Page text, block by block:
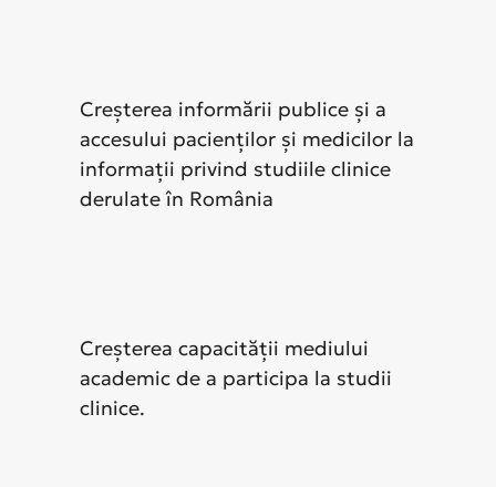
Creșterea informării publice și a
accesului pacienților și medicilor la
informații privind studiile clinice
derulate în România
Creșterea capacității mediului
academic de a participa la studii
clinice.